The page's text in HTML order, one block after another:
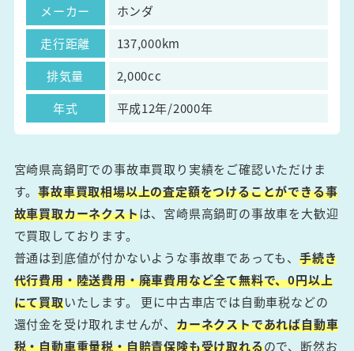
メーカー
ホンダ
走行距離
137,000km
排気量
2,000cc
年式
平成12年/2000年
宮崎県高鍋町での事故車買取り実績をご確認いただけま
す。事故車買取相場以上の査定額をつけることができる事
故車買取カーネクストは、宮崎県高鍋町の事故車を大歓迎
で買取しております。
普通は到底値が付かないような事故車であっても、手続き
代行費用・陸送費用・廃車費用など全て無料で、0円以上
にて買取いたします。 更に中古車店では自動車税などの
還付金を受け取れませんが、カーネクストであれば自動車
税・自動車重量税・自賠責保険も受け取れるので、断然お